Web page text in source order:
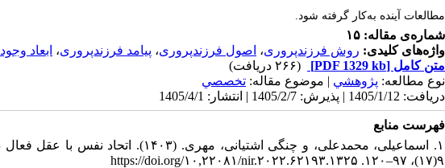
مطالعات آینده به‌کار گرفته شود.
شماره‌ی مقاله: ۱۵
واژه‌های کلیدی: روش فرزندپروری، اصول فرزندپروری، پیامد فرزندپروری، ابعاد
متن کامل [PDF 1329 kb]
(۲۶۶ دریافت)
نوع مطالعه: پژوهشي | موضوع مقاله: تخصصي
دریافت: 1405/1/12 | پذیرش: 1405/2/7 | انتشار: 1405/4/1
فهرست منابع
۱. اسماعیلی، محمدعلی، و چنگی اشتیانی،
۹(۱۷)، ۹۷–۱۲۰. https://doi.org/۱۰,۲۲۰۸۱/nir.۲۰۲۲.۶۲۱۹۳.۱۳۲۵